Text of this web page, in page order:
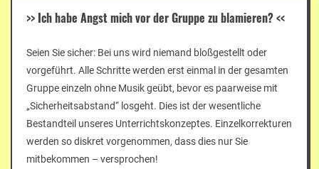
>> Ich habe Angst mich vor der Gruppe zu blamieren?<<
Seien Sie sicher: Bei uns wird niemand bloßgestellt oder
vorgeführt. Alle Schritte werden erst einmal in der gesamten
Gruppe einzeln ohne Musik geübt, bevor es paarweise mit
„Sicherheitsabstand“ losgeht. Dies ist der wesentliche
Bestandteil unseres Unterrichtskonzeptes. Einzelkorrekturen
werden so diskret vorgenommen, dass dies nur Sie
mitbekommen – versprochen!